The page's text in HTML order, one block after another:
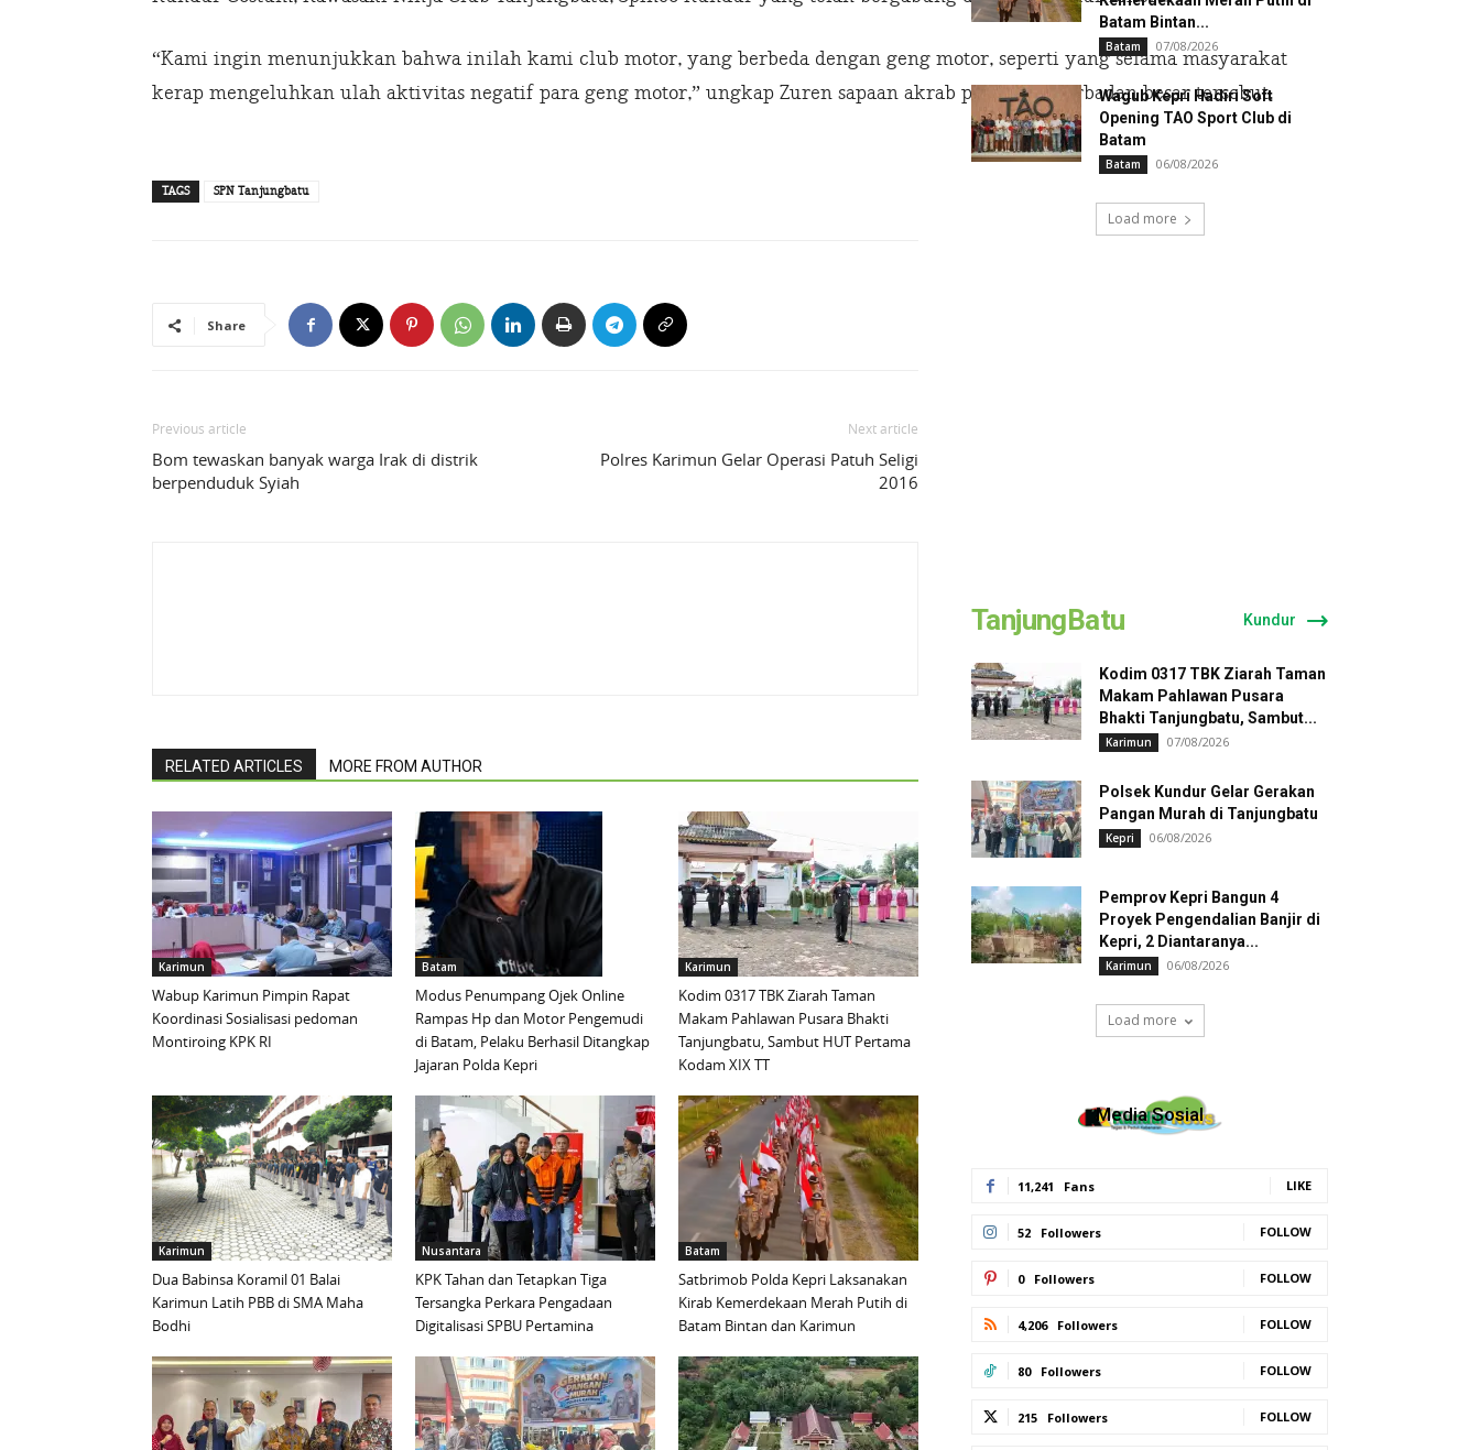
“Kami ingin menunjukkan bahwa inilah kami club motor, yang berbeda dengan geng motor, seperti yang selama masyarakat
kerap mengeluhkan ulah aktivitas negatif para geng motor,” ungkap Zuren sapaan akrab pria yang berbadan besar tersebut.
TAGS SPN Tanjungbatu
Share
Previous article
Bom tewaskan banyak warga Irak di distrik
berpenduduk Syiah
Next article
Polres Karimun Gelar Operasi Patuh Seligi
2016
RELATED ARTICLES MORE FROM AUTHOR
Karimun
Wabup Karimun Pimpin Rapat
Koordinasi Sosialisasi pedoman
Montiroing KPK RI
Batam
Modus Penumpang Ojek Online
Rampas Hp dan Motor Pengemudi
di Batam, Pelaku Berhasil Ditangkap
Jajaran Polda Kepri
Karimun
Kodim 0317 TBK Ziarah Taman
Makam Pahlawan Pusara Bhakti
Tanjungbatu, Sambut HUT Pertama
Kodam XIX TT
Karimun
Dua Babinsa Koramil 01 Balai
Karimun Latih PBB di SMA Maha
Bodhi
Nusantara
KPK Tahan dan Tetapkan Tiga
Tersangka Perkara Pengadaan
Digitalisasi SPBU Pertamina
Batam
Satbrimob Polda Kepri Laksanakan
Kirab Kemerdekaan Merah Putih di
Batam Bintan dan Karimun
Batam Bintan...
Batam 07/08/2026
Wagub Kepri Hadiri Soft
Opening TAO Sport Club di
Batam
Batam 06/08/2026
Load more
TanjungBatu Kundur
Kodim 0317 TBK Ziarah Taman
Makam Pahlawan Pusara
Bhakti Tanjungbatu, Sambut...
Karimun 07/08/2026
Polsek Kundur Gelar Gerakan
Pangan Murah di Tanjungbatu
Kepri 06/08/2026
Pemprov Kepri Bangun 4
Proyek Pengendalian Banjir di
Kepri, 2 Diantaranya...
Karimun 06/08/2026
Load more
Media Sosial
11,241 Fans LIKE
52 Followers FOLLOW
0 Followers FOLLOW
4,206 Followers FOLLOW
80 Followers FOLLOW
215 Followers FOLLOW